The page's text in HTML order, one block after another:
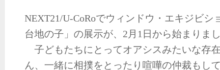
NEXT21/U-CoRoでウィンドウ・エキジビシ
台地の子」の展示が、2月1日から始まりま
子どもたちにとってオアシスみたいな存
ん、一緒に相撲をとったり喧嘩の仲裁もし